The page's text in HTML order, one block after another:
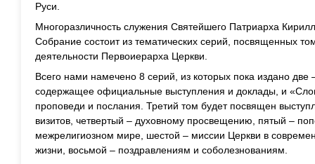
Руси.
Многоразличность служения Святейшего Патриарха
Собрание состоит из тематических серий, посвященных
деятельности Первоиерарха Церкви.
Всего нами намечено 8 серий, из которых пока издано две
содержащее официальные выступления и доклады, и
проповеди и послания. Третий том будет посвящен
визитов, четвертый – духовному просвещению, пятый –
межрелигиозном мире, шестой – миссии Церкви в
жизни, восьмой – поздравлениям и соболезнованиям.